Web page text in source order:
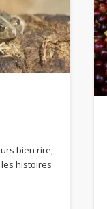
bien rire,
histoires